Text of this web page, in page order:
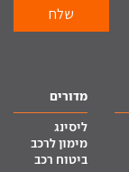
מדורים
ליסינג
מימון לרכב
ביטוח רכב